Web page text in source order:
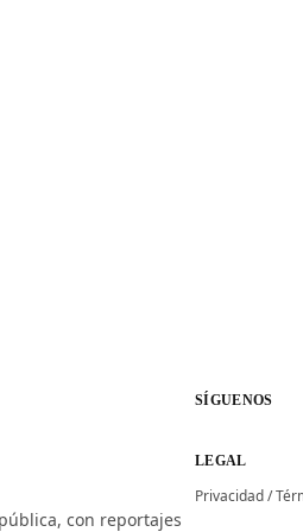
con reportajes
SÍGUENOS
LEGAL
Privacidad/